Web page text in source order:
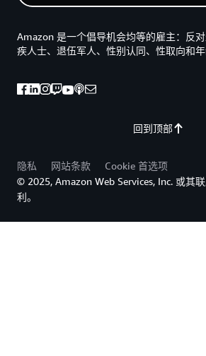
回到顶部
Amazon 是一个倡导机会均等的雇主：反
疾人士、退伍军人、性别认同、性取向和年
隐私 网站条款
Cookie 首选项
© 2025, Amazon Web Services, Inc. 或其
利。